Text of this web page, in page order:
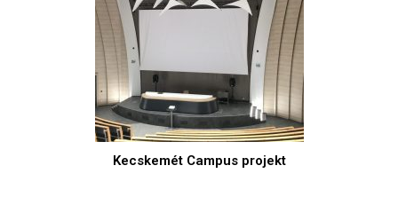
Kecskemét Campus projekt